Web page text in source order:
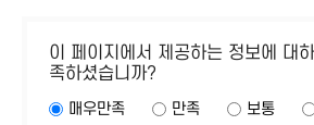
이 페이지에서 제공하는 정보에 대
족하셨습니까?
매우만족 만족 보통